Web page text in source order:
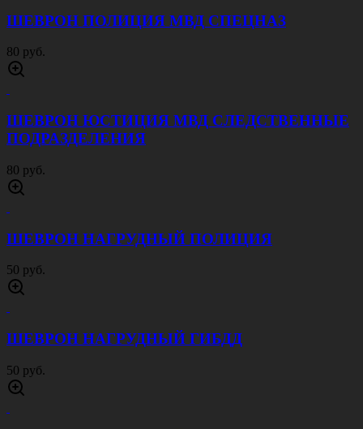
ШЕВРОН ПОЛИЦИЯ МВД СПЕЦНАЗ
80 руб.
ШЕВРОН ЮСТИЦИЯ МВД СЛЕДСТВЕННЫЕ
ПОДРАЗДЕЛЕНИЯ
80 руб.
ШЕВРОН НАГРУДНЫЙ ПОЛИЦИЯ
50 руб.
ШЕВРОН НАГРУДНЫЙ ГИБДД
50 руб.